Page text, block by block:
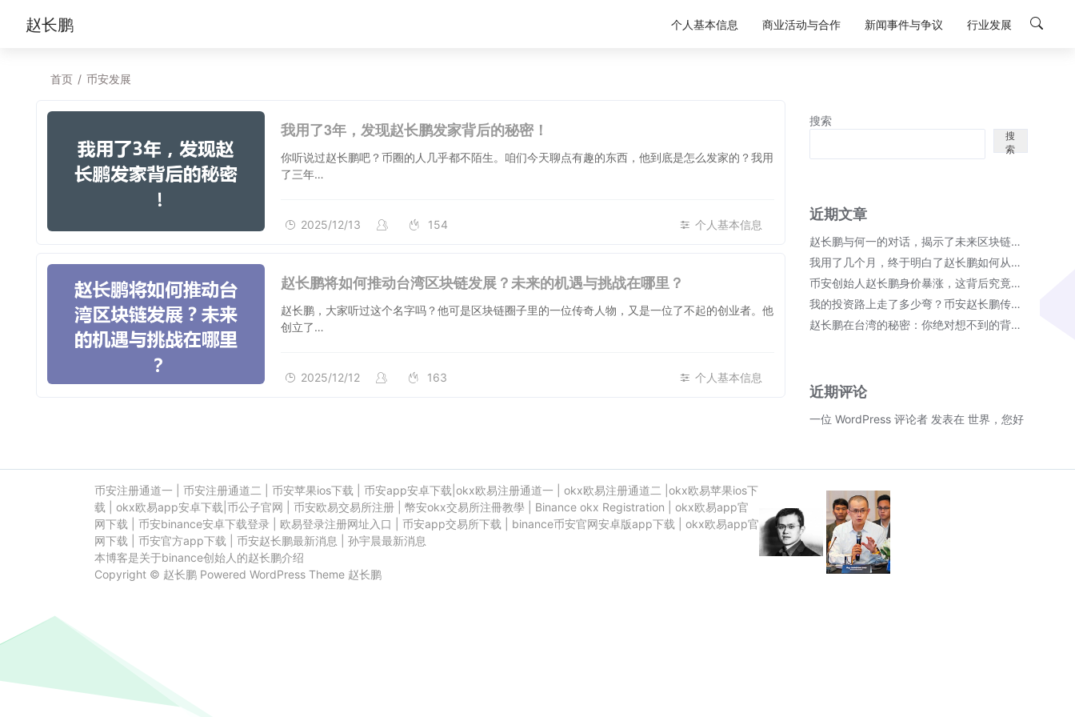
赵长鹏 个人基本信息 商业活动与合作 新闻事件与争议 行业发展
首页 / 币安发展
我用了3年，发现赵长鹏发家背后的秘密！
你听说过赵长鹏吧？币圈的人几乎都不陌生。咱们今天聊点有趣的东西，他到底是怎么发家的？我用
了三年…
个人基本信息
2025/12/13 154
赵长鹏将如何推动台湾区块链发展？未来的机遇与挑战在哪里？
赵长鹏，大家听过这个名字吗？他可是区块链圈子里的一位传奇人物，又是一位了不起的创业者。他
创立了…
个人基本信息
2025/12/12 163
搜索
搜
索
近期文章
赵长鹏与何一的对话，揭示了未来区块链的无限可能！
我用了几个月，终于明白了赵长鹏如何从币安崛起成首富的秘密；
币安创始人赵长鹏身价暴涨，这背后究竟隐藏了哪些秘密？
我的投资路上走了多少弯？币安赵长鹏传奇故事细节全揭晓！
赵长鹏在台湾的秘密：你绝对想不到的背后故事！
近期评论
一位 WordPress 评论者 发表在 世界，您好！
币安注册通道一 币安注册通道二 币安苹果ios下载 币安app安卓下载 okx欧易注册通道一 okx欧易注册通道二
okx欧易苹果ios下
载
okx欧易app安卓下载 币公子官网 币安欧易交易所注册| 幣安okx交易所注冊教學| Binance okx Registration
okx欧易app官
网下载
币安binance安卓下载登录| 欧易登录注册网址入口 币安app交易所下载 binance币安官网安卓版app下载
okx欧易app官
网下载
币安官方app下载 币安赵长鹏最新消息
孙宇晨最新消息
本博客是关于binance创始人的赵长鹏介绍
Copyright © 赵长鹏Powered WordPressTheme 赵长鹏